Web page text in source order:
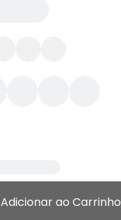
Adicionar ao Carrinho